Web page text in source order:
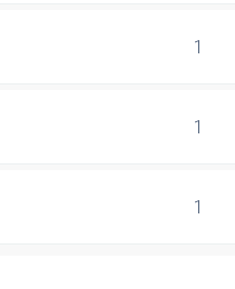
1
1
1